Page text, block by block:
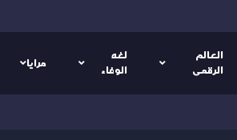
العالم
الرقمى
لغه
الوفاء
مرايا